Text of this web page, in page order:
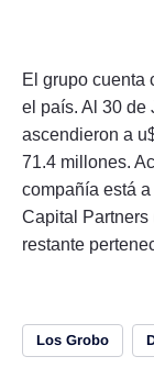
El grupo cuenta
el país. Al 30 de
ascendieron a
71.4 millones.
compañía está
Capital Partners
restante
Los Grobo